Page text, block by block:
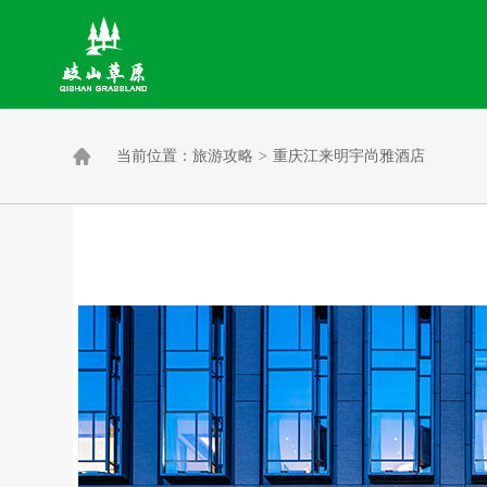
 当前位置：旅游攻略 > 重庆江来明宇尚雅酒店